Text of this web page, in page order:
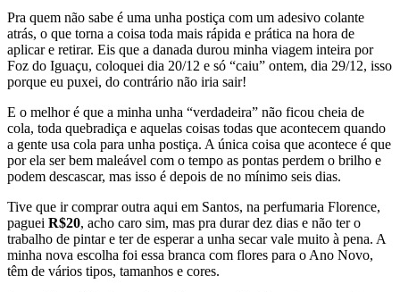
Pra quem não sabe é uma unha postiça com um adesivo colante
atrás, o que torna a coisa toda mais rápida e prática na hora de
aplicar e retirar. Eis que a danada durou minha viagem inteira por
Foz do Iguaçu, coloquei dia 20/12 e só “caiu” ontem, dia 29/12, isso
porque eu puxei, do contrário não iria sair!
E o melhor é que a minha unha “verdadeira” não ficou cheia de
cola, toda quebradiça e aquelas coisas todas que acontecem quando
a gente usa cola para unha postiça. A única coisa que acontece é que
por ela ser bem maleável com o tempo as pontas perdem o brilho e
podem descascar, mas isso é depois de no mínimo seis dias.
Tive que ir comprar outra aqui em Santos, na perfumaria Florence,
paguei R$20, acho caro sim, mas pra durar dez dias e não ter o
trabalho de pintar e ter de esperar a unha secar vale muito à pena. A
minha nova escolha foi essa branca com flores para o Ano Novo,
têm de vários tipos, tamanhos e cores.